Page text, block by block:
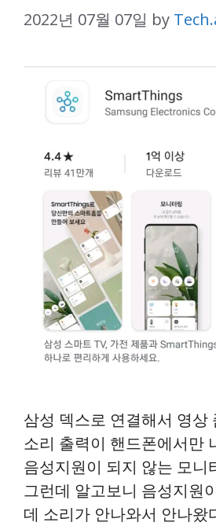
2022년 07월 07일 by
삼성 덱스로 연결해서 영상
소리 출력이 핸드폰에서만
음성지원이 되지 않는 모니
그런데 알고보니 음성지원
데 소리가 안나와서 안나왔